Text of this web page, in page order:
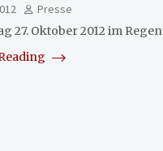
Presse
27. Oktober 2012 im